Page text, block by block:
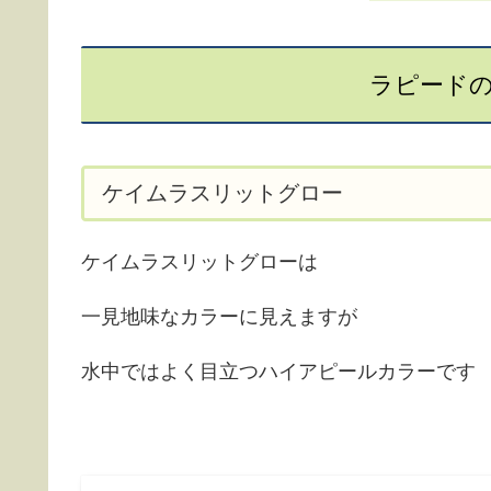
ラピード
ケイムラスリットグロー
ケイムラスリットグローは
一見地味なカラーに見えますが
水中ではよく目立つハイアピールカラーです